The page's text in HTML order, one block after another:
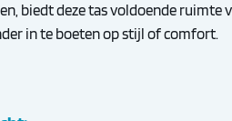
biedt deze tas voldoende ruimte
in te boeten op stijl of comfort.